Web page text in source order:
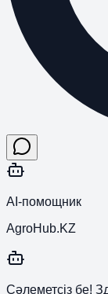
AI-помощник
AgroHub.KZ
Сәлеметсіз бе!